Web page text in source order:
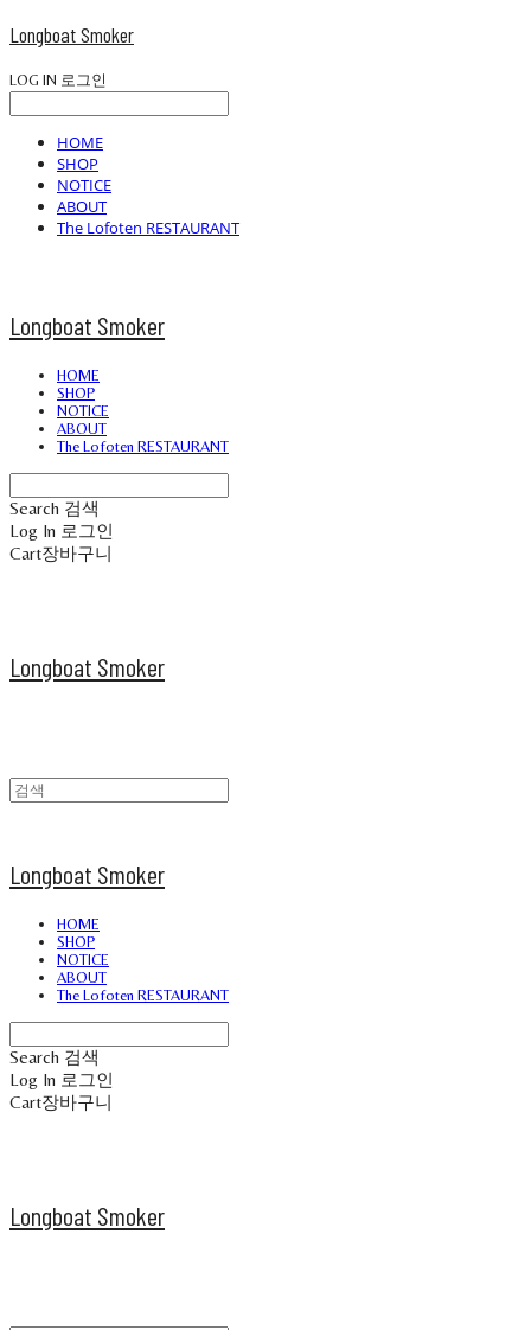
Longboat Smoker
LOG IN 로그인
HOME
SHOP
NOTICE
ABOUT
The Lofoten RESTAURANT
Longboat Smoker
HOME
SHOP
NOTICE
ABOUT
The Lofoten RESTAURANT
Search 검색
Log In 로그인
Cart장바구니
Longboat Smoker
Longboat Smoker
HOME
SHOP
NOTICE
ABOUT
The Lofoten RESTAURANT
Search 검색
Log In 로그인
Cart장바구니
Longboat Smoker